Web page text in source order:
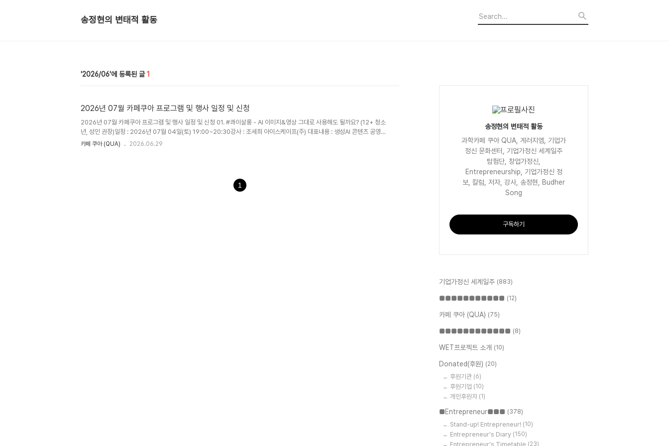
송정현의 변태적 활동
2026/06 1
2026년 07월 카페쿠아 프로그램 및 행사 일정 및 신청
2026년 07월 카페쿠아 프로그램 및 행사 일정 및 신청 01. #콰이살롱 - AI 이미지&영상 그대로 사용해도 될까요? ​(12+ 청소
년, 성인 권장)일정 : 2026년 07월 04일(토) 19:00~20:30강사 : 조세희 아이스케이프(주) 대표내용 : 생성AI 콘텐츠 공영방
송에 방송할 수 있는 수준까지 끌어올리기, 이미지 생성, 편집, 저작권까지 고려한 사례와 실습 중심 워크숍 *노트북 또는 패드 등
카페 쿠아 (QUA) 2026.06.29
1
송정현의 변태적 활동
과학카페 쿠아 QUA, 게러지엠, 기업가
정신 문화센터, 기업가정신 세계일주
탐험단, 창업가정신,
Entrepreneurship, 기업가정신 정
보, 칼럼, 저자, 강사, 송정현, Budher
Song
구독하기
기업가정신 세계일주 (883)
■■■■■■■■■■■ (12)
카페 쿠아 (QUA) (75)
■■■■■■■■■■■■ (8)
WET프로젝트 소개 (10)
Donated(후원) (20)
후원기관 (6)
후원기업 (10)
개인후원자 (1)
■Entrepreneur■■■ (378)
Stand-up! Entrepreneur! (10)
Entrepreneur's Diary (150)
Entrepreneur's Timetable (23)